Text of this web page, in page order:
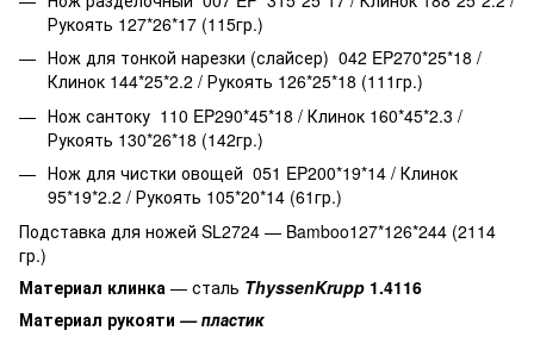
Рукоять 127*26*17 (115гр.)
Нож для тонкой нарезки (слайсер) 042 EP270*25*18 /
Клинок 144*25*2.2 / Рукоять 126*25*18 (111гр.)
Нож сантоку 110 EP290*45*18 / Клинок 160*45*2.3 /
Рукоять 130*26*18 (142гр.)
Нож для чистки овощей 051 EP200*19*14 / Клинок
95*19*2.2 / Рукоять 105*20*14 (61гр.)
Подставка для ножей SL2724 — Bamboo127*126*244 (2114
гр.)
Материал клинка — сталь ThyssenKrupp 1.4116
Материал рукояти — пластик